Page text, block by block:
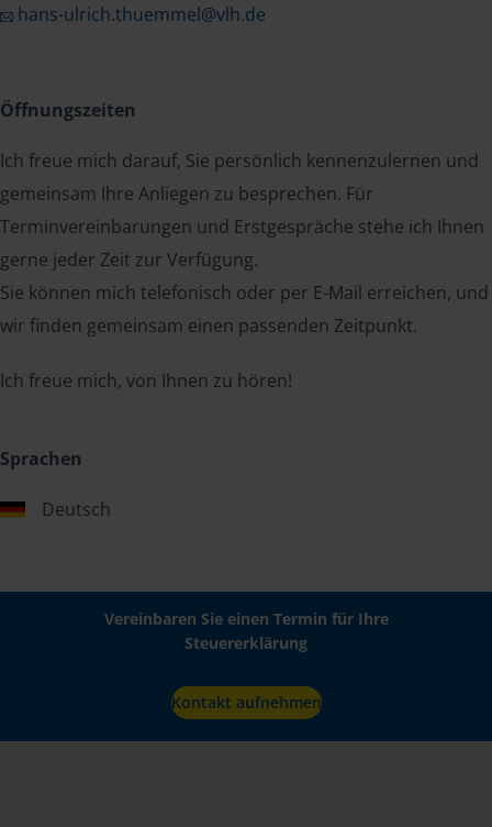
hans-ulrich.thuemmel@vlh.de
Öffnungszeiten
Ich freue mich darauf, Sie persönlich kennenzulernen und
gemeinsam Ihre Anliegen zu besprechen. Für
Terminvereinbarungen und Erstgespräche stehe ich Ihnen
gerne jeder Zeit zur Verfügung.
Sie können mich telefonisch oder per E-Mail erreichen, und
wir finden gemeinsam einen passenden Zeitpunkt.
Ich freue mich, von Ihnen zu hören!
Sprachen
Deutsch
Vereinbaren Sie einen Termin für Ihre
Steuererklärung
Kontakt aufnehmen